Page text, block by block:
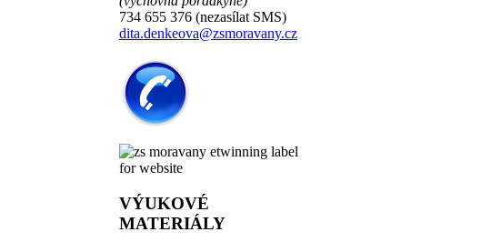
734 655 376 (nezasílat SMS)
dita.denkeova@zsmoravany.cz
VÝUKOVÉ
MATERIÁLY